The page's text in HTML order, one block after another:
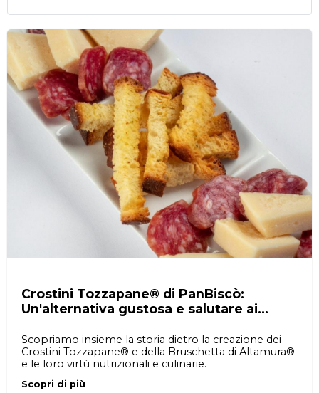
Crostini Tozzapane® di PanBiscò:
Un'alternativa gustosa e salutare ai
Scopriamo insieme la storia dietro la creazione dei
Crostini Tozzapane® e della Bruschetta di Altamura®
e le loro virtù nutrizionali e culinarie.
Scopri di più